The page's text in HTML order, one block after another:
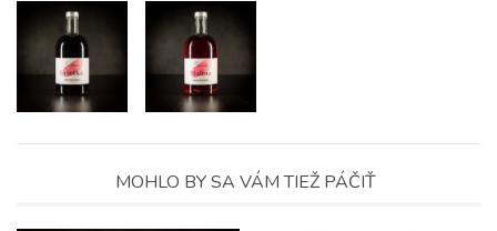
MOHLO BY SA VÁM TIEŽ PÁČIŤ